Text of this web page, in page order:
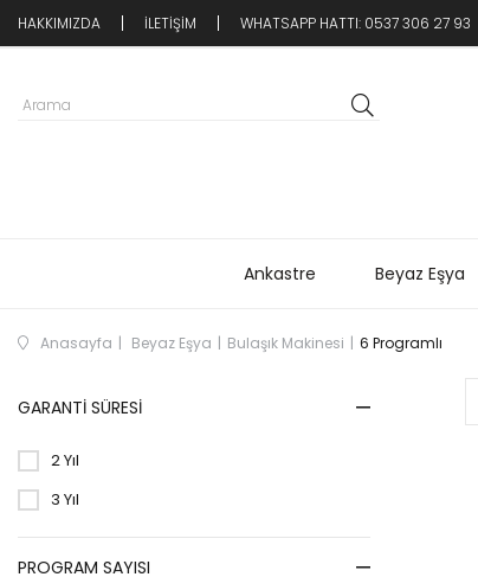
HAKKIMIZDA İLETİŞİM WHATSAPP HATTI: 0537 306 27 93
Ankastre Beyaz Eşya
Anasayfa Beyaz Eşya Bulaşık Makinesi 6 Programlı
GARANTI SÜRESI
2 Yıl
3 Yıl
PROGRAM SAYISI